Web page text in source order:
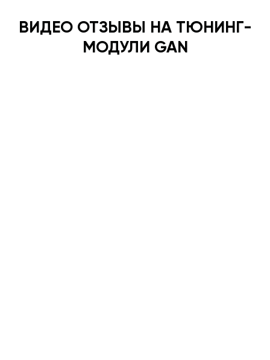
ВИДЕО ОТЗЫВЫ НА ТЮНИНГ-
МОДУЛИ GAN